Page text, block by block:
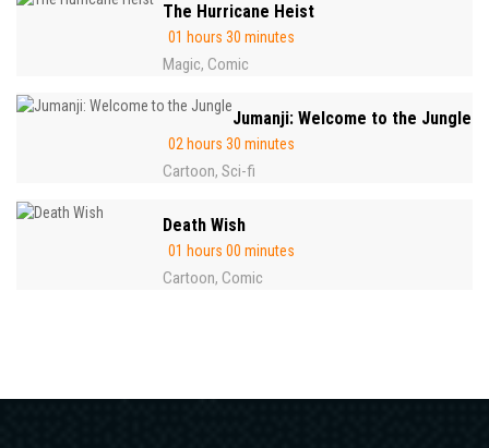
The Hurricane Heist
01 hours 30 minutes
Magic, Comic
Jumanji: Welcome to the Jungle
02 hours 30 minutes
Cartoon, Sci-fi
Death Wish
01 hours 00 minutes
Cartoon, Comic